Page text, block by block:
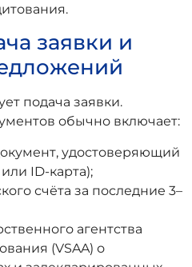
заявки и
подача заявки.
обычно включает:
удостоверяющий
ID-карта);
счёта за последние 3–
агентства
(VSAA) о